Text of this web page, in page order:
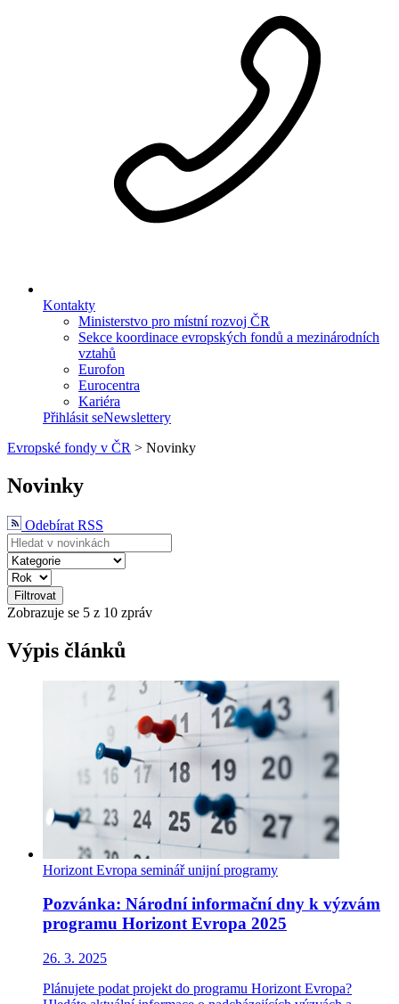
Kontakty
Ministerstvo pro místní rozvoj ČR
Sekce koordinace evropských fondů a mezinárodních
vztahů
Eurofon
Eurocentra
Kariéra
Přihlásit seNewslettery
Evropské fondy v ČR > Novinky
Novinky
Odebírat RSS
Filtrovat
Zobrazuje se 5 z 10 zpráv
Výpis článků
Horizont Evropa seminář unijní programy
Pozvánka: Národní informační dny k výzvám
programu Horizont Evropa 2025
26. 3. 2025
Plánujete podat projekt do programu Horizont Evropa?